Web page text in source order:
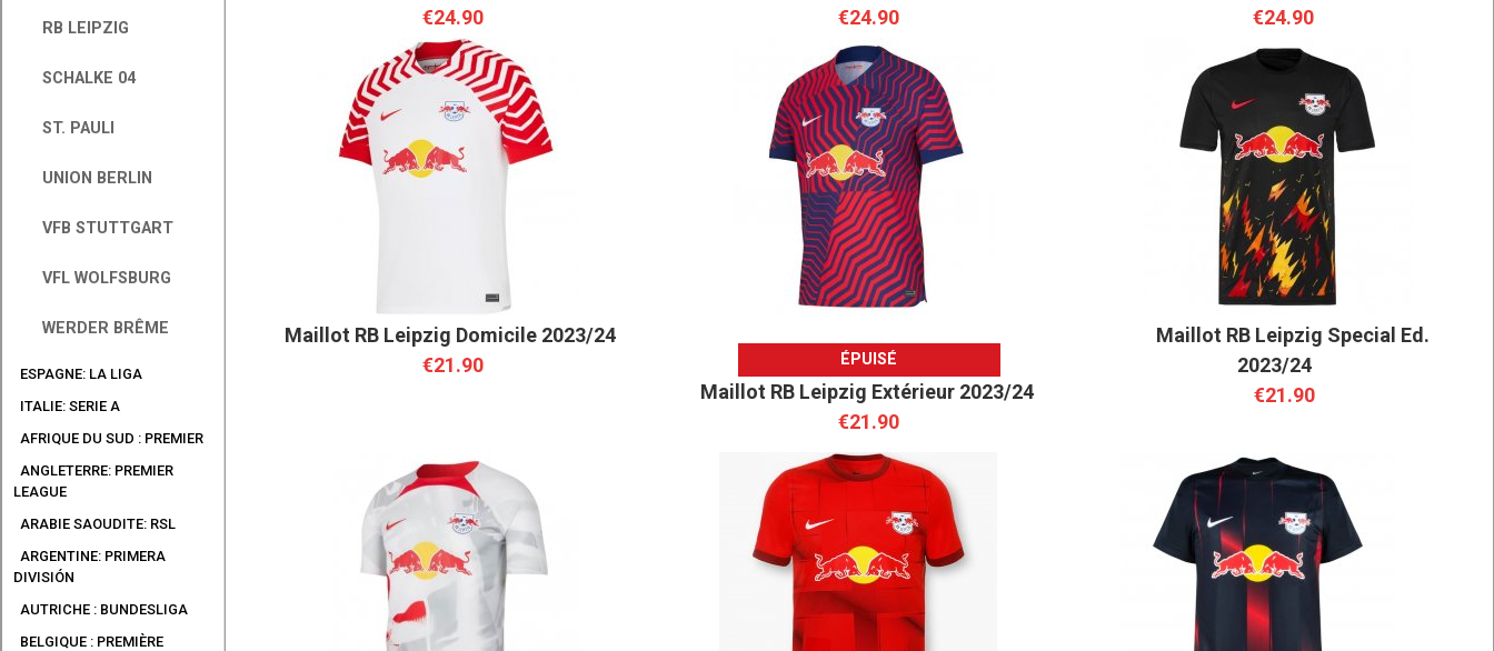
RB LEIPZIG
SCHALKE 04
ST. PAULI
UNION BERLIN
VFB STUTTGART
VFL WOLFSBURG
WERDER BRÊME
ESPAGNE: LA LIGA
ITALIE: SERIE A
AFRIQUE DU SUD : PREMIER
ANGLETERRE: PREMIER
LEAGUE
ARABIE SAOUDITE: RSL
ARGENTINE: PRIMERA
DIVISIÓN
AUTRICHE : BUNDESLIGA
BELGIQUE : PREMIÈRE
€24.90
€24.90
€24.90
Maillot RB Leipzig Domicile 2023/24
€21.90
ÉPUISÉ
Maillot RB Leipzig Extérieur 2023/24
€21.90
Maillot RB Leipzig Special Ed.
2023/24
€21.90